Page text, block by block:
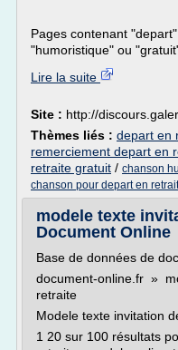
Pages contenant
"humoristique" ou
Lire la suite
Site : http://
Thèmes liés : depart en
remerciement depart en
retraite gratuit / chanson
chanson pour depart en
modele texte
Document Online
Base de données de
document-online.fr »
retraite
Modele texte invitation
1 20 sur 100 résultats